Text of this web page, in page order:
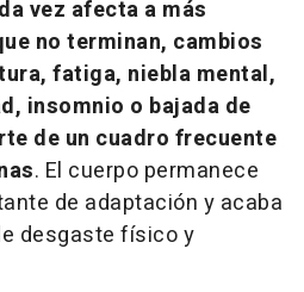
vez afecta a más
no terminan, cambios
fatiga, niebla mental,
insomnio o bajada de
de un cuadro frecuente
. El cuerpo permanece
de adaptación y acaba
desgaste físico y